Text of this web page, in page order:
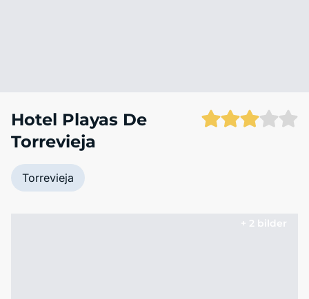
Hotel Playas De
Torrevieja
Torrevieja
+ 2 bilder